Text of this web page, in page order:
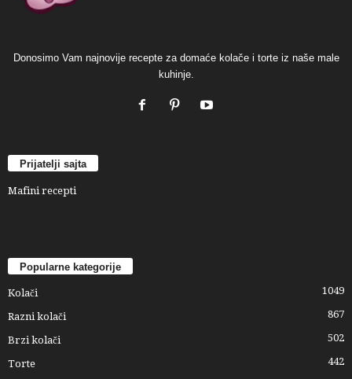
Donosimo Vam najnovije recepte za domaće kolače i torte iz naše male
kuhinje.
Prijatelji sajta
Mafini recepti
Popularne kategorije
Kolači 1049
Razni kolači 867
Brzi kolači 502
Torte
442